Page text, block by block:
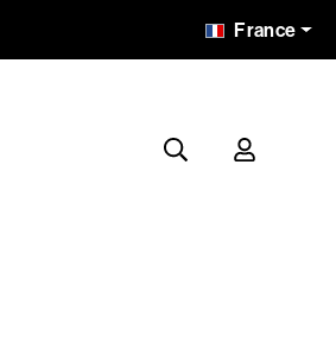
France